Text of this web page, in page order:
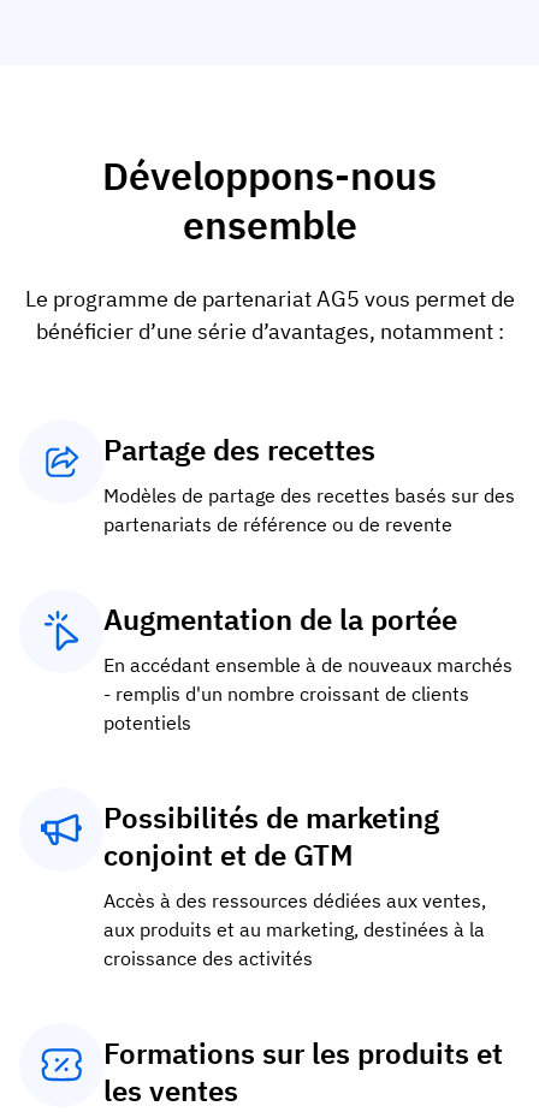
Arrêtez de courir, commencez à automatiser
Développons-nous
ensemble
Le programme de partenariat AG5 vous permet de
bénéficier d’une série d’avantages, notamment :
Partage des recettes
Modèles de partage des recettes basés sur des
partenariats de référence ou de revente
Augmentation de la portée
En accédant ensemble à de nouveaux marchés
- remplis d'un nombre croissant de clients
potentiels
Possibilités de marketing
conjoint et de GTM
Accès à des ressources dédiées aux ventes,
aux produits et au marketing, destinées à la
croissance des activités
Formations sur les produits et
les ventes